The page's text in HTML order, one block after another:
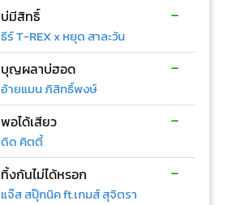
บ่มีสิทธิ์
ธีร์ T-REX x หยุด สาละวัน
-
บุญผลาบ่ฮอด
อ้ายแมน ภิสิทธิ์พงษ์
-
พอได้เสียว
ดิด คิตตี้
-
ทิ้งกันไม่ได้หรอก
แจ๊ส สปุ๊กนิค ft.เกมส์ สุจิตรา
-